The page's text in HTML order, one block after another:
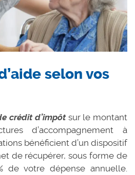
selon vos
crédit d’impôt sur le montant
d’accompagnement à
bénéficient d’un dispositif
de récupérer, sous forme de
de votre dépense annuelle.